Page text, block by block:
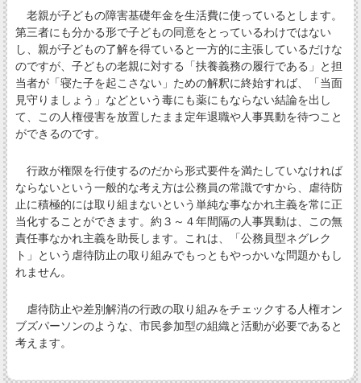
老親が子どもの障害基礎年金を生活費に使っているとします。
第三者にも分かる形で子どもの同意をとっているわけではない
し、親が子どもの了解を得ていると一方的に主張しているだけな
のですが、子どもの老親に対する「扶養義務の履行である」と担
当者が「寝た子を起こさない」ための解釈に終始すれば、「当面
見守りましょう」などという毒にも薬にもならない結論を出し
て、この人権侵害を放置したまま定年退職や人事異動を待つこと
ができるのです。
行政が権限を行使するのだから形式要件を満たしていなければ
ならないという一般的な考え方は公務員の常識ですから、虐待防
止に積極的には取り組まないという単純な事なかれ主義を常に正
当化することができます。約３～４年間隔の人事異動は、この無
責任事なかれ主義を助長します。これは、「公務員型ネグレク
ト」という虐待防止の取り組みでもっともやっかいな問題かもし
れません。
虐待防止や差別解消の行政の取り組みをチェックする人権オン
ブズパーソンのような、市民参加型の組織と活動が必要であると
考えます。